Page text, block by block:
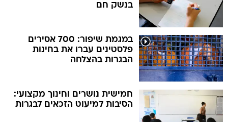
בנשק חם
במגמת שיפור: 700 אסירים
פלסטינים עברו את בחינות
הבגרות בהצלחה
חמישית נושרים וחינוך מקצועי:
הסיבות למיעוט הזכאים לבגרות